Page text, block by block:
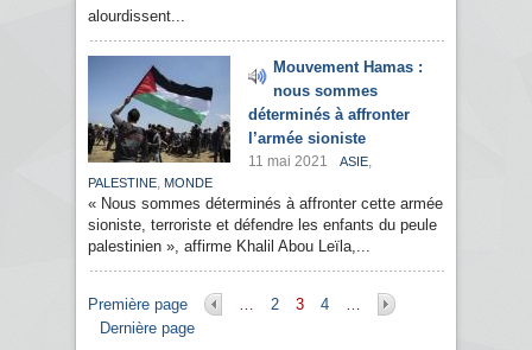
alourdissent...
Mouvement Hamas :
nous sommes
déterminés à affronter
l’armée sioniste
11 mai 2021 ASIE,
PALESTINE, MONDE
« Nous sommes déterminés à affronter cette armée
sioniste, terroriste et défendre les enfants du peule
palestinien », affirme Khalil Abou Leïla,...
Pages
Première page … 2 3 4
…
Dernière page